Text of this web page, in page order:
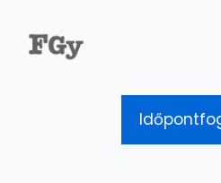
tartalomba